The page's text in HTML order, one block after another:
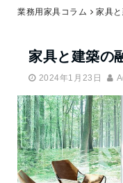
業務用家具コラム 家具
家具と建築の
2024年1月23日